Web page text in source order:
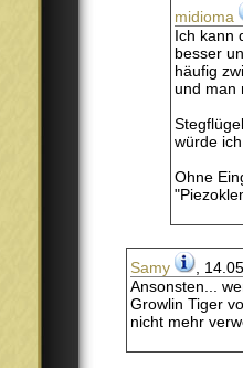
midioma
Ich kann
besser
häufig
und man
würde
Ohne
Samy
,
Ansonsten...
Growlin Tiger
nicht mehr